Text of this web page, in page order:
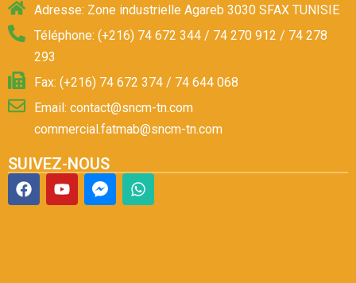
Adresse: Zone industrielle Agareb 3030 SFAX TUNISIE
Téléphone: (+216) 74 672 344 / 74 270 912 / 74 278
293
Fax: (+216) 74 672 374 / 74 644 068
Email: contact@sncm-tn.com
commercial.fatmab@sncm-tn.com
SUIVEZ-NOUS